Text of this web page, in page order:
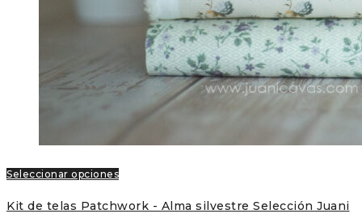
Seleccionar opciones
Kit de telas Patchwork - Alma silvestre Selección Juani